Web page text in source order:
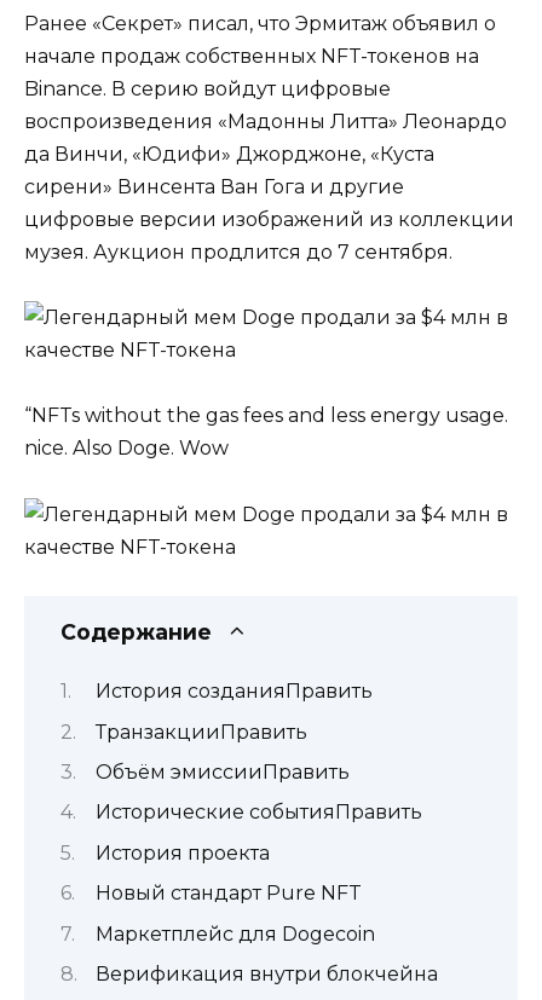
Ранее «Секрет» писал, что Эрмитаж объявил о
начале продаж собственных NFT-токенов на
Binance. В серию войдут цифровые
воспроизведения «Мадонны Литта» Леонардо
да Винчи, «Юдифи» Джорджоне, «Куста
сирени» Винсента Ван Гога и другие
цифровые версии изображений из коллекции
музея. Аукцион продлится до 7 сентября.
“NFTs without the gas fees and less energy usage.
nice. Also Doge. Wow
Содержание
История cозданияПравить
ТранзакцииПравить
Объём эмиссииПравить
Исторические событияПравить
История проекта
Новый стандарт Pure NFT
Маркетплейс для Dogecoin
Верификация внутри блокчейна